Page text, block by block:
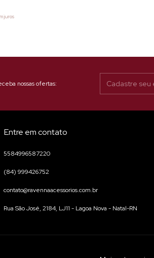
juros
nossas ofertas:
Entre em contato
5584996587220
(84) 999426752
contato@ravennaacessorios.com.br
Rua São José, 2184, LJ11 - Lagoa Nova - Natal-RN